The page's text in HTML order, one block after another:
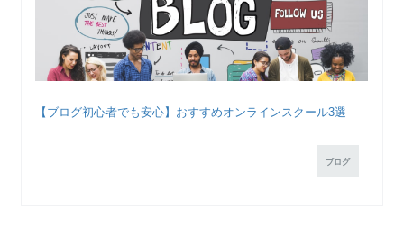
【ブログ初心者でも安心】おすすめオンラインスクール3選
ブログ